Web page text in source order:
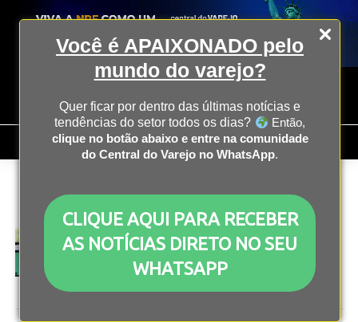
Você é APAIXONADO pelo
mundo do varejo?
Quer ficar por dentro das últimas notícias e
tendências do setor todos os dias?
Então,
clique no botão abaixo e entre na comunidade
do Central do Varejo no WhatsApp.
CLIQUE AQUI PARA RECEBER
AS NOTÍCIAS DIRETO NO SEU
WHATSAPP
All posts tagged "IA para carros"
INOVAÇÃO 3 anos atrás
Microsoft e TomTom fazem parceria para criar
assistente de IA para carros